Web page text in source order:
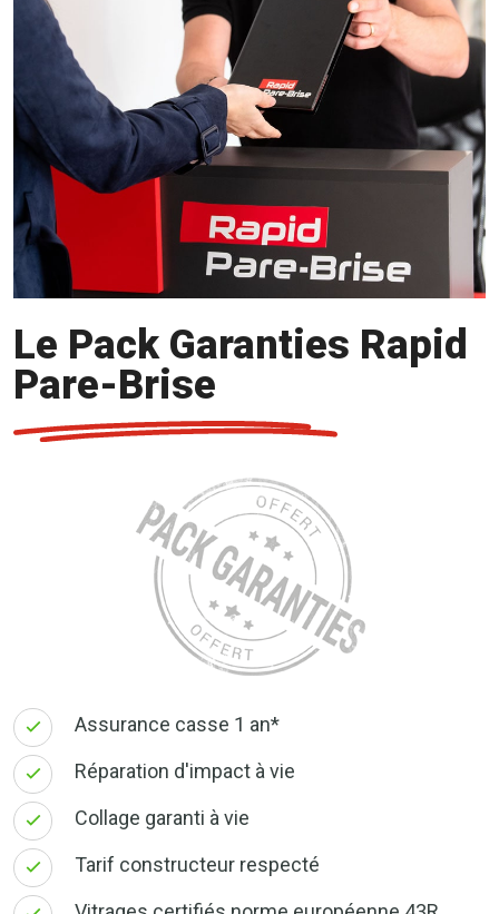
Le Pack Garanties Rapid
Pare-Brise
Assurance casse 1 an*
Réparation d'impact à vie
Collage garanti à vie
Tarif constructeur respecté